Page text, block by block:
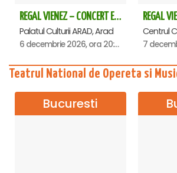
REGAL VIENEZ – CONCERT EXTRAORDINAR DE CRACIUN - Arad
Palatul Culturii ARAD, Arad
6 decembrie 2026, ora 20:00
Teatrul National de Opereta si
Bucuresti